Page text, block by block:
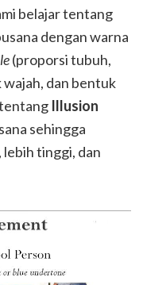
belajar tentang
dengan warna
(proporsi tubuh,
dan bentuk
Illusion
sehingga
tinggi, dan